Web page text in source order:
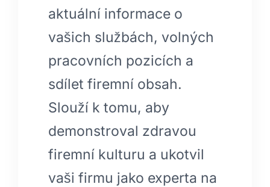
aktuální informace o
vašich službách, volných
pracovních pozicích a
sdílet firemní obsah.
Slouží k tomu, aby
demonstroval zdravou
firemní kulturu a ukotvil
vaši firmu jako experta na